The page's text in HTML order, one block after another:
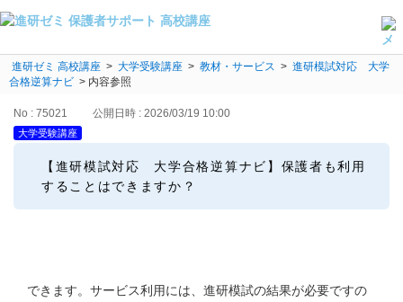
よくある質問・手続き
保護者サポート高校講座トップ
登録情報の変更・各種お手続き
会員ページへログイン
お客様サポート(手続き・照会)
進研ゼミ 高校講座 > 大学受験講座 > 教材・サービス > 進研模試対応 大学
合格逆算ナビ > 内容参照
No : 75021 公開日時 : 2026/03/19 10:00
大学受験講座
【進研模試対応 大学合格逆算ナビ】保護者も利用
することはできますか？
できます。サービス利用には、進研模試の結果が必要ですの